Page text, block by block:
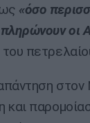
«όσο
οι
του
και